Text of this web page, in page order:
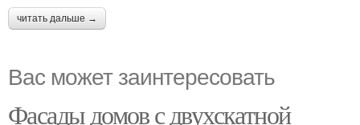
читать дальше →
Вас может заинтересовать
Фасады домов с двухскатной